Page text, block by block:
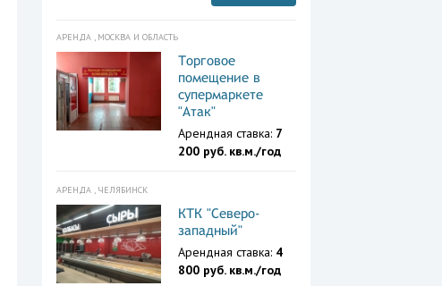
АРЕНДА , МОСКВА И ОБЛАСТЬ
Торговое
помещение в
супермаркете
"Атак"
Арендная ставка: 7
200 руб. кв.м./год
АРЕНДА , ЧЕЛЯБИНСК
КТК "Северо-
западный"
Арендная ставка: 4
800 руб. кв.м./год